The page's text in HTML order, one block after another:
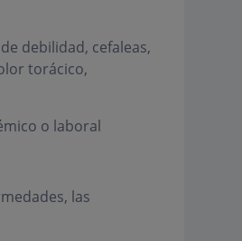
debilidad, cefaleas,
torácico,
o laboral
las